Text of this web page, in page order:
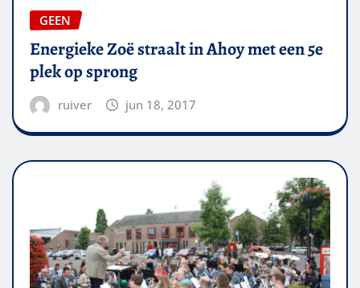
GEEN
Energieke Zoë straalt in Ahoy met een 5e
plek op sprong
ruiver jun 18, 2017